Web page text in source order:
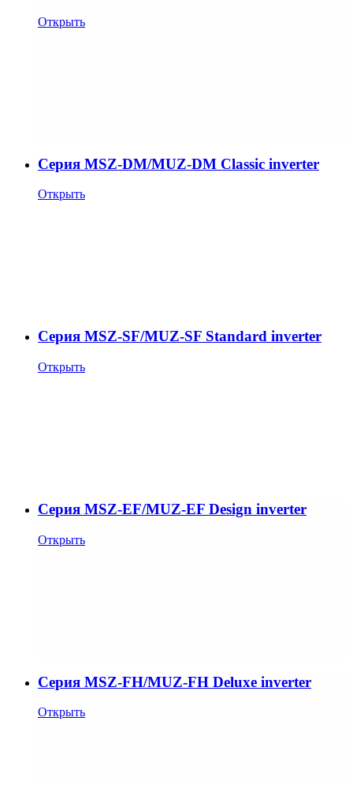
Открыть
Cерия MSZ-DM/MUZ-DM Classic inverter
Открыть
Cерия MSZ-SF/MUZ-SF Standard inverter
Открыть
Cерия MSZ-EF/MUZ-EF Design inverter
Открыть
Cерия MSZ-FH/MUZ-FH Deluxe inverter
Открыть